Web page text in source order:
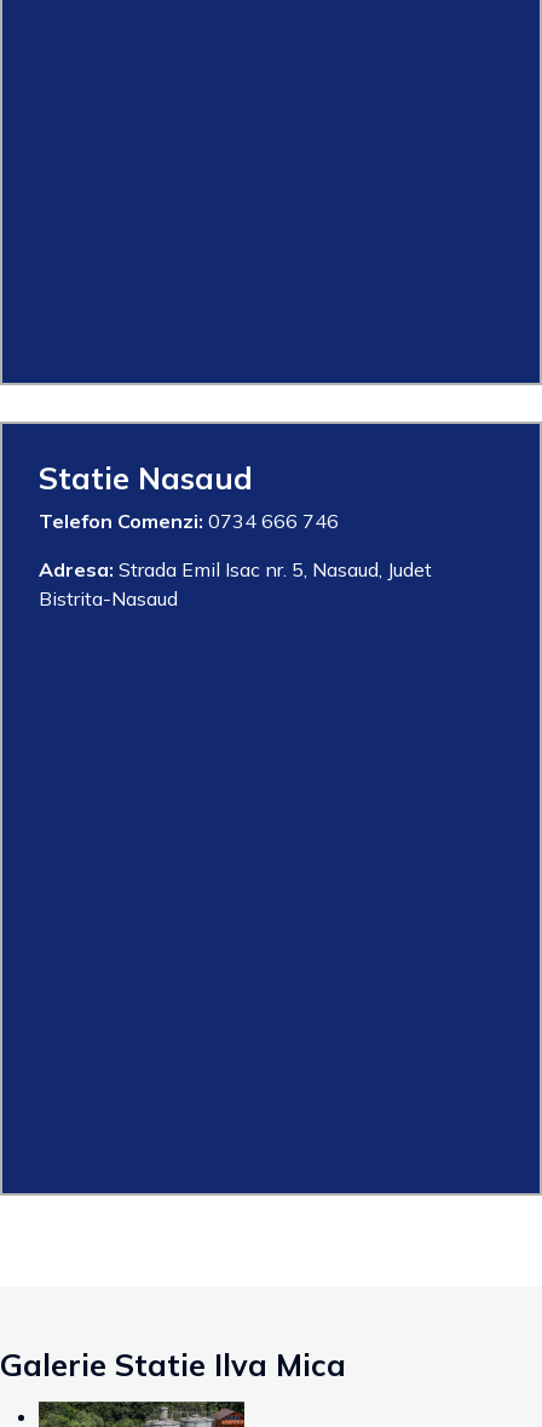
Statie Nasaud
Telefon Comenzi: 0734 666 746
Adresa: Strada Emil Isac nr. 5, Nasaud, Judet
Bistrita-Nasaud
Galerie Statie Ilva Mica